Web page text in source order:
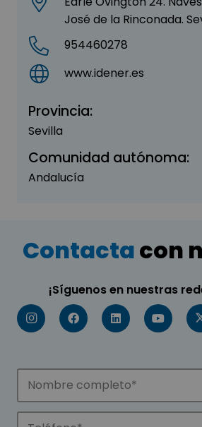
José de la Rinconada.
954460278
www.idener.es
Provincia:
Sevilla
Comunidad autónoma:
Andalucía
Contactacon
¡Síguenos en nuestras